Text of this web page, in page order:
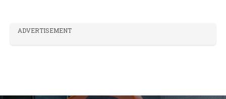
ADVERTISEMENT